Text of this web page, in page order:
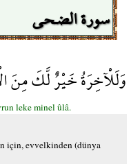
سورة الضـحى
وَلَلْآخِرَةُ خَيْرٌ لَّكَ مِنَ
leke minel ûlâ.
için, evvelkinden (dünya